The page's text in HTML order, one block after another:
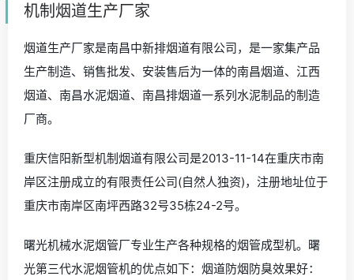
机制烟道生产厂家
烟道生产厂家是南昌中新排烟道有限公司，是一家集产品
生产制造、销售批发、安装售后为一体的南昌烟道、江西
烟道、南昌水泥烟道、南昌排烟道一系列水泥制品的制造
厂商。
重庆信阳新型机制烟道有限公司是2013-11-14在重庆市南
岸区注册成立的有限责任公司(自然人独资)，注册地址位于
重庆市南岸区南坪西路32号35栋24-2号。
曙光机械水泥烟管厂专业生产各种规格的烟管成型机。曙
光第三代水泥烟管机的优点如下：烟道防烟防臭效果好：